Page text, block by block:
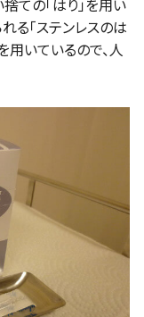
ての「はり」を用い
る「ステンレスのは
用いているので、人